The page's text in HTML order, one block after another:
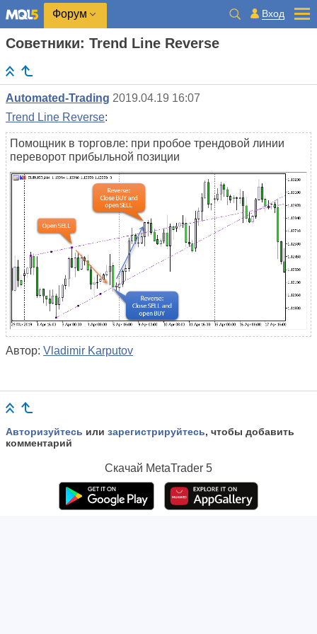
Форум Вход
Советники: Trend Line Reverse
Automated-Trading 2019.04.19 16:07
Trend Line Reverse:
Помощник в торговле: при пробое трендовой линии
переворот прибыльной позиции
Автор: Vladimir Karputov
Авторизуйтесь или зарегистрируйтесь, чтобы добавить
комментарий
Скачай MetaTrader 5